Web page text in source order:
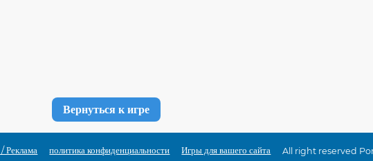
Вернуться к игре
Реклама политика конфиденциальности Игры для вашего сайта All right reserved